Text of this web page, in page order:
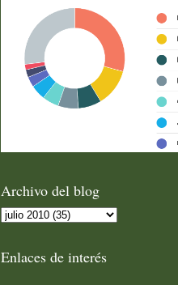
Archivo del blog
Enlaces de interés